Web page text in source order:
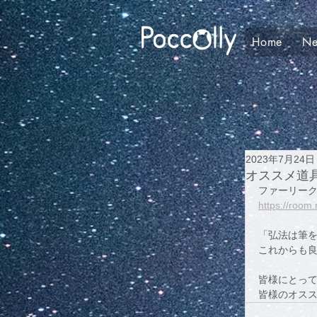
Home
オススメ道
2023年7月24日
ファーリー
https://
「弘法は筆
これからも
皆様にとっ
皆様のオス